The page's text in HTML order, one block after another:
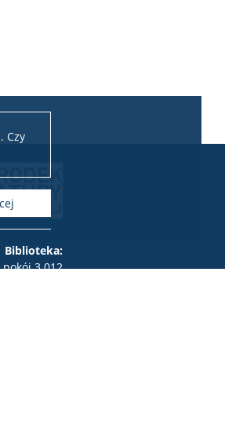
Czy
Biblioteka:
pokój 3.012